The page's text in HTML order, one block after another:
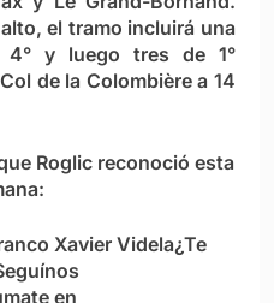
el tramo incluirá una
4° y luego tres de 1°
de la Colombière a 14
Roglic reconoció esta
Xavier Videla¿Te
eguínos
en